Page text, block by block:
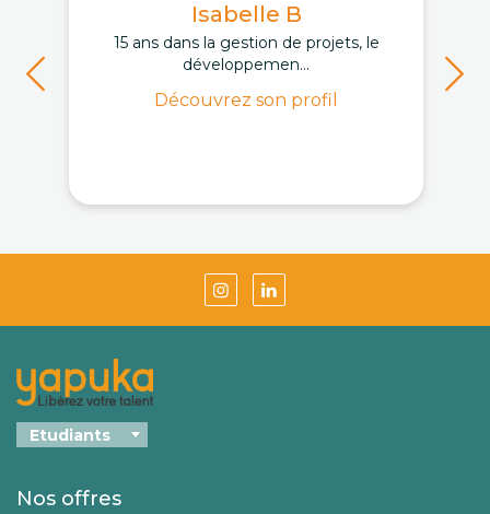
Isabelle B
15 ans dans la gestion de projets, le
développemen...
Découvrez son profil
Nos offres